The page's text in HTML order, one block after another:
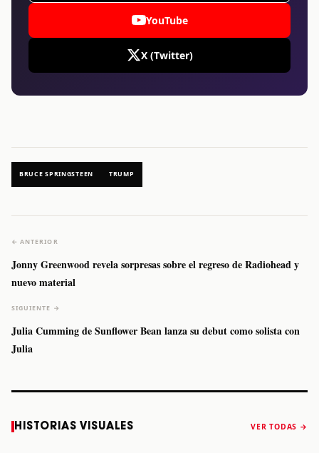
YouTube
X (Twitter)
BRUCE SPRINGSTEEN TRUMP
← ANTERIOR
Jonny Greenwood revela sorpresas sobre el regreso de Radiohead y
nuevo material
SIGUIENTE →
Julia Cumming de Sunflower Bean lanza su debut como solista con
Julia
HISTORIAS VISUALES VER TODAS →
Caifanes regresa
a Monterrey el
Fallece Felipe
Staiti, guitarrista
anuncia “Reality